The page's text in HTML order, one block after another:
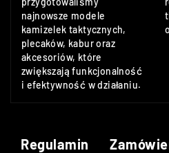
najnowsze modele
kamizelek taktycznych,
plecaków, kabur oraz
akcesoriów, które
zwiększają funkcjonalność
i efektywność w działaniu.
Regulamin